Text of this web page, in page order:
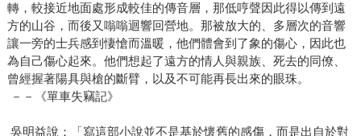
轉，較接近地面處形成較佳的傳音層，那低哼聲因此得以傳到遠
方的山谷，而後又嗡嗡迴響回營地。那被放大的、多層次的音響
讓一旁的士兵感到悽愴而溫暖，他們體會到了象的傷心，因此也
為自己傷心起來。他們想起了遠方的情人與親族、死去的同僚、
曾經握著陽具與槍的斷臂，以及不可能再長出來的眼珠。
－－《單車失竊記》
吳明益說：「寫這部小說並不是基於懷舊的感傷，而是出自於對